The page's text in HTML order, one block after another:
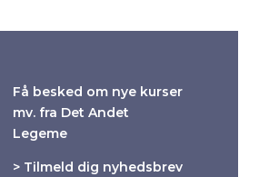
Få besked om nye kurser
mv. fra Det Andet
Legeme
> Tilmeld dig nyhedsbrev